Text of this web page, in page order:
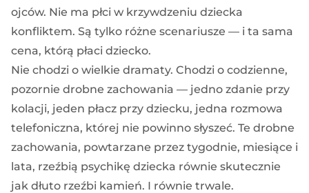
ojców. Nie ma płci w krzywdzeniu dziecka
konfliktem. Są tylko różne scenariusze — i ta sama
cena, którą płaci dziecko.
Nie chodzi o wielkie dramaty. Chodzi o codzienne,
pozornie drobne zachowania — jedno zdanie przy
kolacji, jeden płacz przy dziecku, jedna rozmowa
telefoniczna, której nie powinno słyszeć. Te drobne
zachowania, powtarzane przez tygodnie, miesiące i
lata, rzeźbią psychikę dziecka równie skutecznie
jak dłuto rzeźbi kamień. I równie trwale.